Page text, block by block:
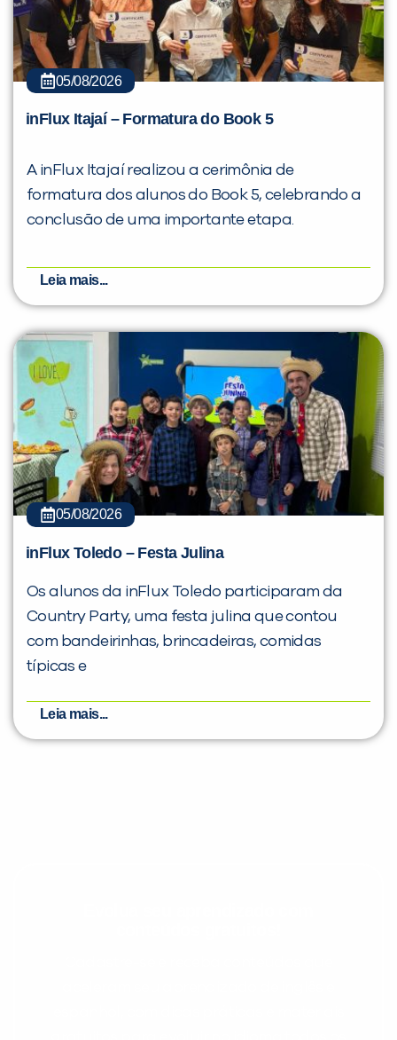
05/08/2026
inFlux Itajaí – Formatura do Book 5
A inFlux Itajaí realizou a cerimônia de
formatura dos alunos do Book 5, celebrando a
conclusão de uma importante etapa.
Leia mais...
05/08/2026
inFlux Toledo – Festa Julina
Os alunos da inFlux Toledo participaram da
Country Party, uma festa julina que contou
com bandeirinhas, brincadeiras, comidas
típicas e
Leia mais...